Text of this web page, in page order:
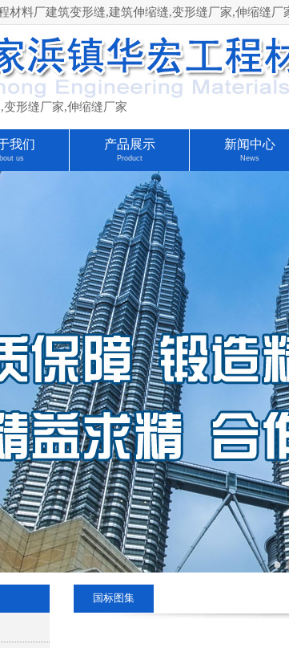
材料厂建筑变形缝,建筑伸缩缝,变形缝厂家,伸缩缝厂
形缝厂家,伸缩缝厂家
我们
us
产品展示
Product
新闻中心
News
国标图集